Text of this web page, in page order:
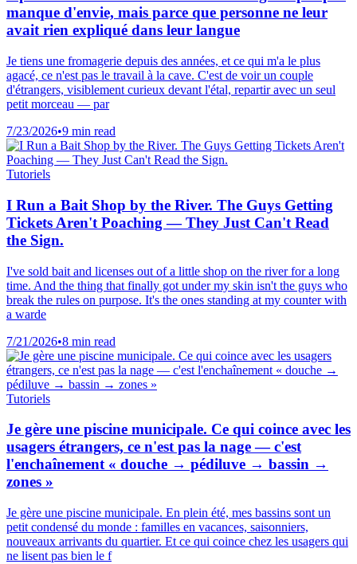
manque d'envie, mais parce que personne ne leur
avait rien expliqué dans leur langue
Je tiens une fromagerie depuis des années, et ce qui m'a le plus
agacé, ce n'est pas le travail à la cave. C'est de voir un couple
d'étrangers, visiblement curieux devant l'étal, repartir avec un seul
petit morceau — par
7/23/2026•9 min read
Tutoriels
I Run a Bait Shop by the River. The Guys Getting
Tickets Aren't Poaching — They Just Can't Read
the Sign.
I've sold bait and licenses out of a little shop on the river for a long
time. And the thing that finally got under my skin isn't the guys who
break the rules on purpose. It's the ones standing at my counter with
a warde
7/21/2026•8 min read
Tutoriels
Je gère une piscine municipale. Ce qui coince avec les
usagers étrangers, ce n'est pas la nage — c'est
l'enchaînement « douche → pédiluve → bassin →
zones »
Je gère une piscine municipale. En plein été, mes bassins sont un
petit condensé du monde : familles en vacances, saisonniers,
nouveaux arrivants du quartier. Et ce qui coince chez les usagers qui
ne lisent pas bien le f